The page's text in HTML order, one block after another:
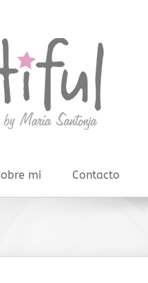
mi Contacto